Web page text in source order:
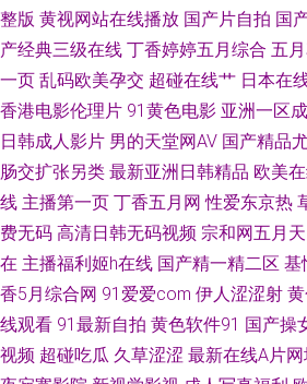
日本性爱大片 av妞妞导航 男人的AV3级 91视频
五月花性视 国产精精 操人妻视频 亚洲第一夜
推荐 国产激情AV 欧美在
整版 黄视网站在线播放 国产片自拍 国
产经典三级在线 丁香婷婷五月综合 五
一页 乱码欧美孕交 超碰在线艹 日本在
香港电影伦理片 91黄色电影 亚洲一区
日韩成人影片 男的天堂网AV 国产精品
肠交扩张另类 最新亚洲日韩精品 欧美
线 主播第一页 丁香五月网 性爱东京热
费无码 高清日韩无码视频 宗和网五月天
在 主播福利姬h在线 国产精一精二区 基
香5月综合网 91爱爱com 伊人涩涩射
线观看 91最新自拍 黄色软件91 国产操
视频 超碰吃瓜 久草涩涩 最新在线A片网